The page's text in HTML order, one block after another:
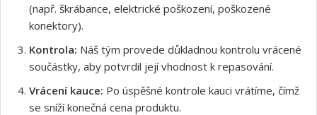
(např. škrábance, elektrické poškození, poškozené
konektory).
Kontrola: Náš tým provede důkladnou kontrolu vrácené
součástky, aby potvrdil její vhodnost k repasování.
Vrácení kauce: Po úspěšné kontrole kauci vrátíme, čímž
se sníží konečná cena produktu.